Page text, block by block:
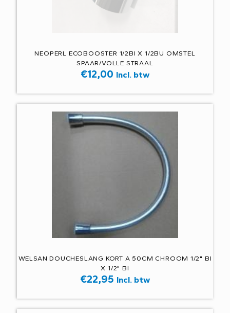
NEOPERL ECOBOOSTER 1/2BI X 1/2BU OMSTEL
SPAAR/VOLLE STRAAL
€12,00 Incl. btw
WELSAN DOUCHESLANG KORT A 50CM CHROOM 1/2" BI
X 1/2" BI
€22,95 Incl. btw